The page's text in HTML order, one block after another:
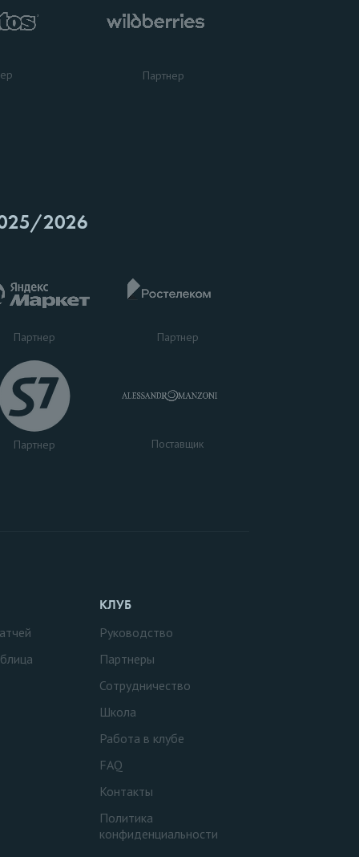
Партнер
2026
Партнер Партнер
Партнер Поставщик
КЛУБ
Руководство
Партнеры
Сотрудничество
Школа
Работа в клубе
FAQ
Контакты
Политика
конфиденциальности